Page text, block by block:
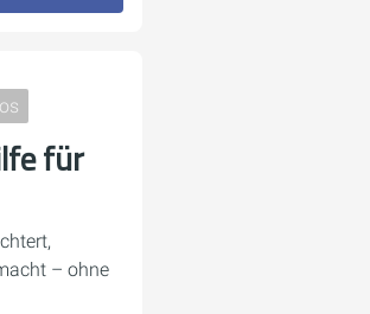
für
– ohne